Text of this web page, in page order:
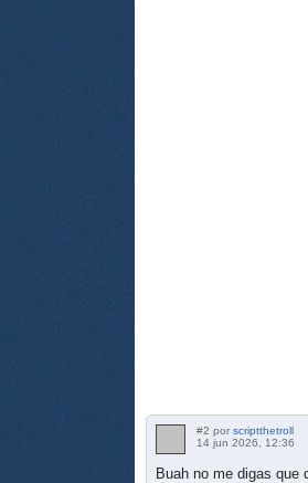
#2 por scriptthetroll
14 jun 2026, 12:36
Buah no me digas que